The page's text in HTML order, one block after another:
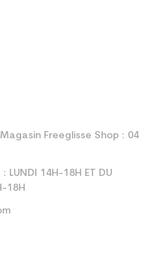
Freeglisse Shop : 04
: LUNDI 14H-18H ET DU
18H